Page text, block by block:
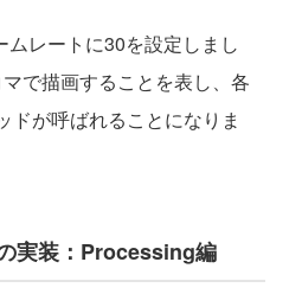
レートに30を設定しまし
で描画することを表し、各
ドが呼ばれることになりま
実装：Processing編